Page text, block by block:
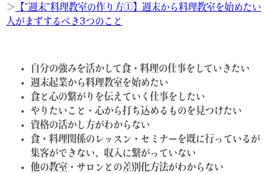
＞ 【”週末”料理教室の作り方①】週末から料理教室を始めたい
人がまずするべき3つのこと
自分の強みを活かして食・料理の仕事をしていきたい
週末起業から料理教室を始めたい
食と心の繋がりを伝えていく仕事をしたい
やりたいこと・心から打ち込めるものを見つけたい
資格の活かし方がわからない
食・料理関係のレッスン・セミナーを既に行っているが
集客ができない、収入に繋がっていない
他の教室・サロンとの差別化方法がわからない